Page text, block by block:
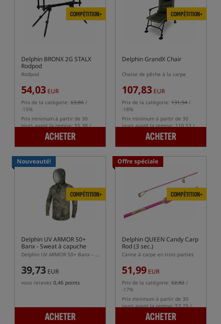
COMPÉTITION+
Delphin BRONX 2G STALX
Rodpod
Rodpod
54,03 EUR
Prix de la catégorie: 63,86 /
-15%
Prix minimum à partir de 30
jours avant la remise: 55.38 /
ACHETER
COMPÉTITION+
Delphin GrandX Chair
Chaise de pêche à la carpe
107,83 EUR
Prix de la catégorie: 131,94 /
-18%
Prix minimum à partir de 30
jours avant la remise: 110.53 /
ACHETER
Nouveauté!
COMPÉTITION+
Delphin UV ARMOR 50+
Banx- Sweat à capuche
Delphin UV ARMOR 50+ Banx – T-shirt de pêche à capuche avec protection UPF 50+
39,73 EUR
vous recevez 0,46 points
ACHETER
Offre spéciale
COMPÉTITION+
Delphin QUEEN Candy Carp
Rod (3 sec.)
Canne à carpe en trois parties
51,99 EUR
Prix de la catégorie: 62,82 /
-17%
Prix minimum à partir de 30
jours avant la remise: 53.29 /
ACHETER